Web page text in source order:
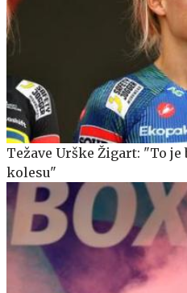
Težave Urške Žigart: "To
kolesu"